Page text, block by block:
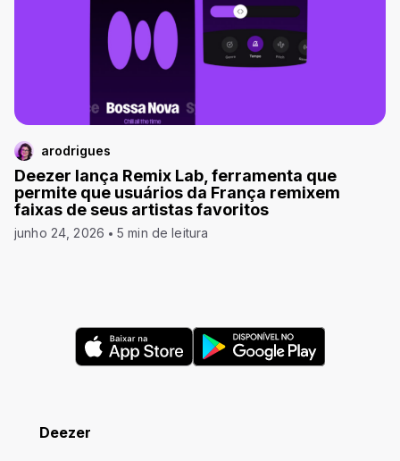
arodrigues
Deezer lança Remix Lab, ferramenta que
permite que usuários da França remixem
faixas de seus artistas favoritos
junho 24, 2026 5 min de leitura
Deezer